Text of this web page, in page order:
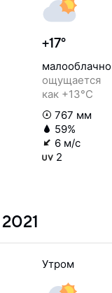
+17°
малооблачно
ощущается
как +13°C
767 мм
59%
6 м/с
2
2021
Утром